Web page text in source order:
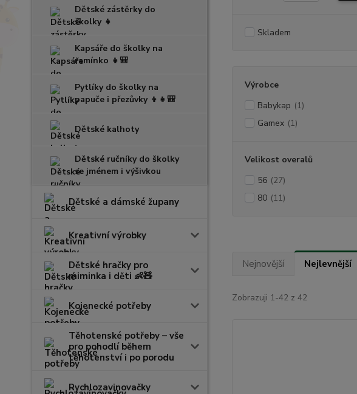
Dětské zástěrky do
školky 👧
Kapsáře do školky na
ramínko 👧🎒
Pytlíky do školky na
papuče i přezůvky 👦👧🎒
Dětské kalhoty
Dětské ručníky do školky
se jménem i výšivkou
Dětské a dámské župany
Kreativní výrobky
Dětské hračky pro
miminka i děti 👶🧸
Kojenecké potřeby
Těhotenské potřeby – vše
pro pohodlí během
těhotenství i po porodu
Rychlozavinovačky
Skladem
Výrobce
Babykap (1)
Gamex (1)
Velikost overalů
56 (27)
80 (11)
Nejnovější Nejlevnější
Zobrazuji 1-42 z 42